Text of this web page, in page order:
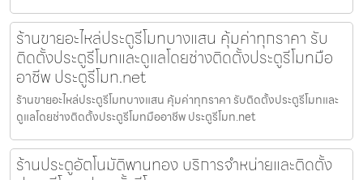
ร้านขายอะไหล่ประตูรีโมทบางแสน คุ้มค่าทุกราคา รับ
ติดตั้งประตูรีโมทและดูแลโดยช่างติดตั้งประตูรีโมทมือ
อาชีพ ประตูรีโมท.net
ร้านขายอะไหล่ประตูรีโมทบางแสน คุ้มค่าทุกราคา รับติดตั้งประตูรีโมทและ
ดูแลโดยช่างติดตั้งประตูรีโมทมืออาชีพ ประตูรีโมท.net
ร้านประตูอัตโนมัติพานทอง บริการจำหน่ายและติดตั้ง